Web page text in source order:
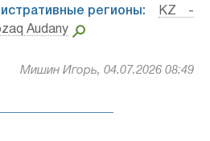
регионы:
KZ -
Audany
Мишин Игорь, 04.07.2026 08:49